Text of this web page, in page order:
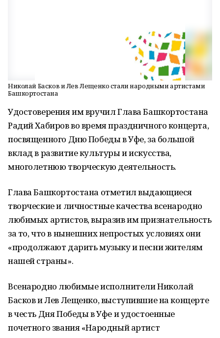
Николай Басков и Лев Лещенко стали народными артистами
Башкортостана
Удостоверения им вручил Глава Башкортостана
Радий Хабиров во время праздничного концерта,
посвященного Дню Победы в Уфе, за большой
вклад в развитие культуры и искусства,
многолетнюю творческую деятельность.
Глава Башкортостана отметил выдающиеся
творческие и личностные качества всенародно
любимых артистов, выразив им признательность
за то, что в нынешних непростых условиях они
«продолжают дарить музыку и песни жителям
нашей страны».
Всенародно любимые исполнители Николай
Басков и Лев Лещенко, выступившие на концерте
в честь Дня Победы в Уфе и удостоенные
почетного звания «Народный артист